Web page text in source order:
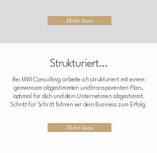
Mehr dazu
Strukturiert...
Bei MWI Consulting arbeite ich strukturiert mit einem
gemeinsam abgestimmten und transparenten Plan,
optimal für dich und dein Unternehmen abgestimmt.
Schritt für Schritt führen wir dein Business zum Erfolg.
Mehr dazu